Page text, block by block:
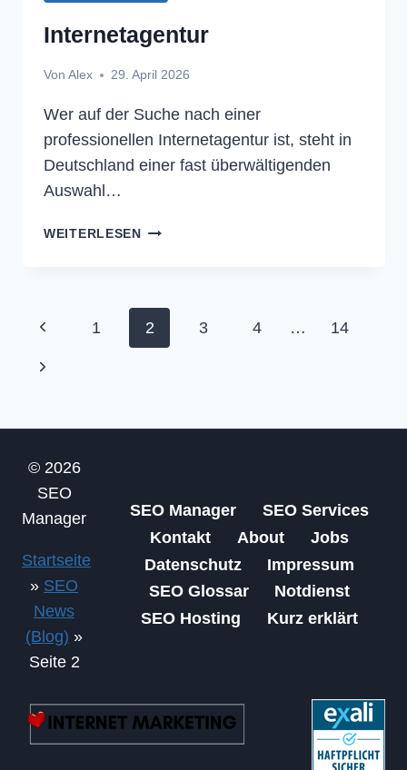
Internetagentur
Von Alex 29. April 2026
Wer auf der Suche nach einer
professionellen Internetagentur ist, steht in
Deutschland einer fast überwältigenden
Auswahl…
WEITERLESENINTERNETAGENTUR
Seitennavigation
Vorherige
Seite
1 2 3 4 … 14
Nächste
© 2026
SEO
Manager
Startseite
» SEO
News
(Blog) »
Seite 2
SEO Manager
SEO Services
Kontakt
About
Jobs
Datenschutz
Impressum
SEO Glossar
Notdienst
SEO Hosting
Kurz erklärt